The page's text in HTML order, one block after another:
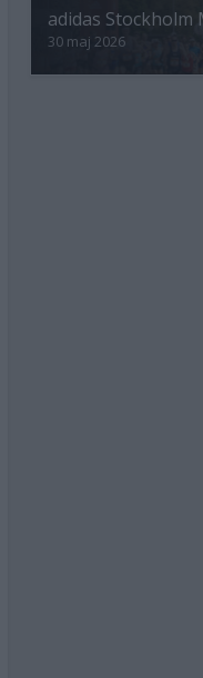
adidas Stockholm
30 maj 2026